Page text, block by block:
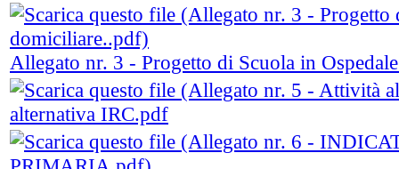
Allegato nr. 3 - Progetto di Scuola in
alternativa IRC.pdf